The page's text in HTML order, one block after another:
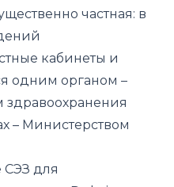
частная: в
кабинеты и
одним органом –
– Министерством
СЭЗ для